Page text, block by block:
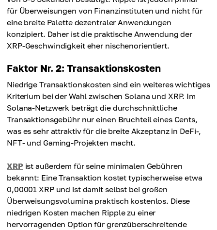
für Überweisungen von Finanzinstituten und nicht für
eine breite Palette dezentraler Anwendungen
konzipiert. Daher ist die praktische Anwendung der
XRP-Geschwindigkeit eher nischenorientiert.
Faktor Nr. 2: Transaktionskosten
Niedrige Transaktionskosten sind ein weiteres wichtiges
Kriterium bei der Wahl zwischen Solana und XRP. Im
Solana-Netzwerk beträgt die durchschnittliche
Transaktionsgebühr nur einen Bruchteil eines Cents,
was es sehr attraktiv für die breite Akzeptanz in DeFi-,
NFT- und Gaming-Projekten macht.
XRPist außerdem für seine minimalen Gebühren
bekannt: Eine Transaktion kostet typischerweise etwa
0,00001 XRP und ist damit selbst bei großen
Überweisungsvolumina praktisch kostenlos. Diese
niedrigen Kosten machen Ripple zu einer
hervorragenden Option für grenzüberschreitende